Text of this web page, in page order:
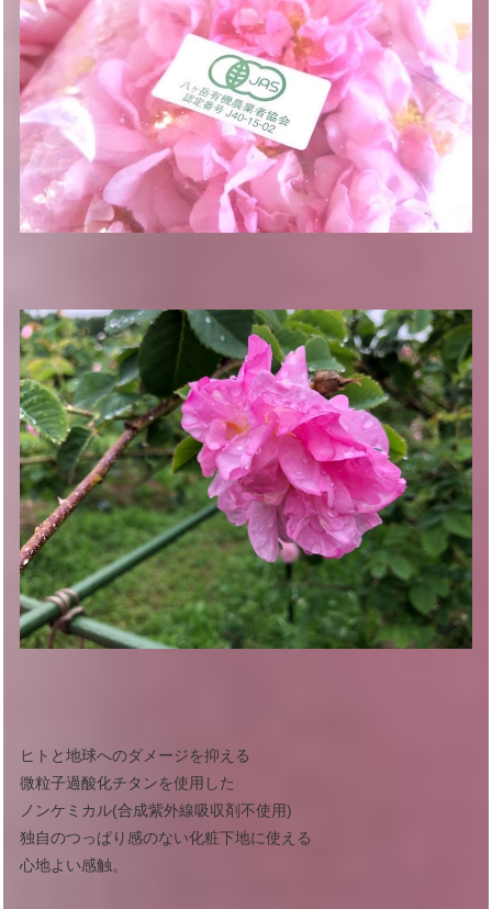
ヒトと地球へのダメージを抑える
微粒子過酸化チタンを使用した
ノンケミカル(合成紫外線吸収剤不使用)
独自のつっぱり感のない化粧下地に使える
心地よい感触。